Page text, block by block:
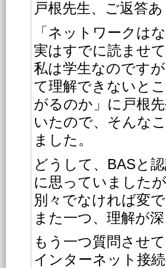
戸根先生、ご返答
「ネットワークは
実はすでに読ませ
私は学生なのです
て理解できないと
がるのか」に戸根
いたので、そんな
ました。
どうして、BASと
に思っていました
別々でなければ変で
また一つ、理解が
もう一つ質問させて
インターネット接